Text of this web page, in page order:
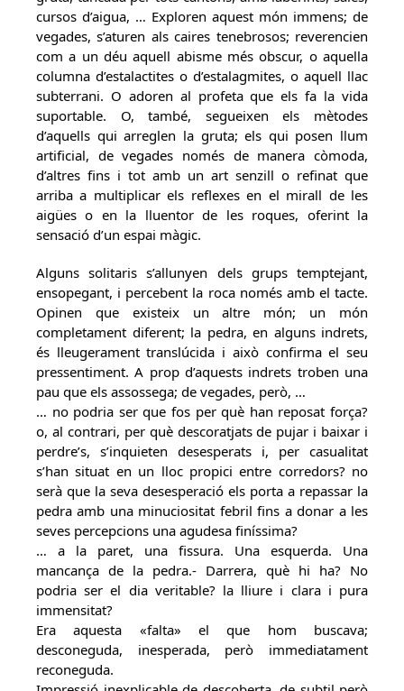
cursos d’aigua, … Exploren aquest món immens; de
vegades, s’aturen als caires tenebrosos; reverencien
com a un déu aquell abisme més obscur, o aquella
columna d’estalactites o d’estalagmites, o aquell llac
subterrani. O adoren al profeta que els fa la vida
suportable. O, també, segueixen els mètodes
d’aquells qui arreglen la gruta; els qui posen llum
artificial, de vegades només de manera còmoda,
d’altres fins i tot amb un art senzill o refinat que
arriba a multiplicar els reflexes en el mirall de les
aigües o en la lluentor de les roques, oferint la
sensació d’un espai màgic.
Alguns solitaris s’allunyen dels grups temptejant,
ensopegant, i percebent la roca només amb el tacte.
Opinen que existeix un altre món; un món
completament diferent; la pedra, en alguns indrets,
és lleugerament translúcida i això confirma el seu
pressentiment. A prop d’aquests indrets troben una
pau que els assossega; de vegades, però, …
… no podria ser que fos per què han reposat força?
o, al contrari, per què descoratjats de pujar i baixar i
perdre’s, s’inquieten desesperats i, per casualitat
s’han situat en un lloc propici entre corredors? no
serà que la seva desesperació els porta a repassar la
pedra amb una minuciositat febril fins a donar a les
seves percepcions una agudesa finíssima?
… a la paret, una fissura. Una esquerda. Una
mancança de la pedra.- Darrera, què hi ha? No
podria ser el dia veritable? la lliure i clara i pura
immensitat?
Era aquesta «falta» el que hom buscava;
desconeguda, inesperada, però immediatament
reconeguda.